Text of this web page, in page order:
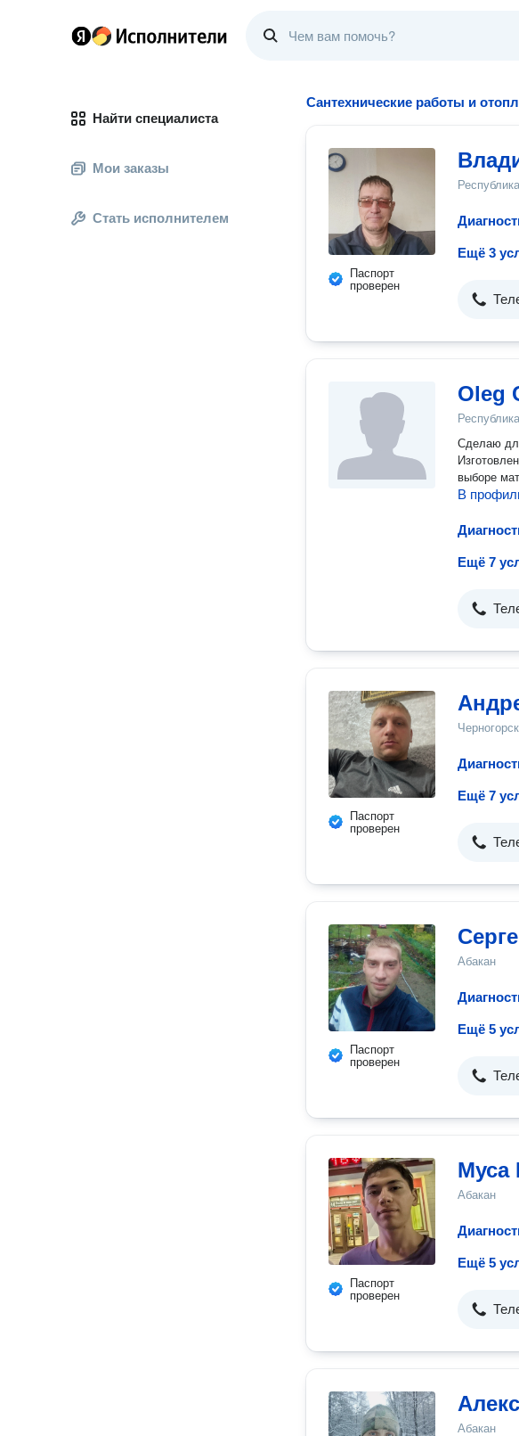
Найти специалиста
Мои заказы
Стать исполнителем
Сантехнические работы и
Паспорт
проверен
Ещё 3
Oleg
Сделаю
выборе
В
Ещё 7
Паспорт
проверен
Черногорск
Ещё 7
Паспорт
проверен
Абакан
Ещё 5
Паспорт
проверен
Муса
Абакан
Ещё 5
Абакан